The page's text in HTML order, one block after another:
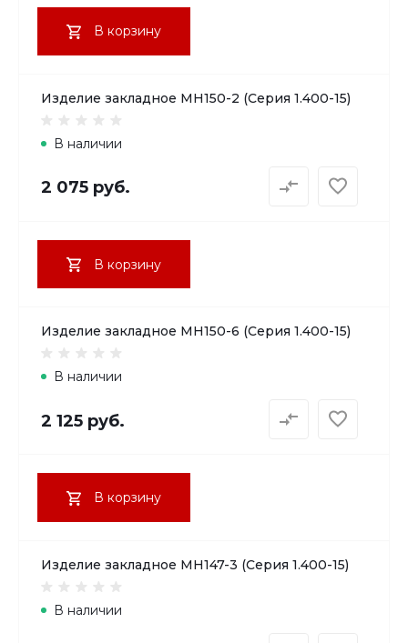
В корзину
Изделие закладное МН150-2 (Серия 1.400-15)
В наличии
2 075 руб.
В корзину
Изделие закладное МН150-6 (Серия 1.400-15)
В наличии
2 125 руб.
В корзину
Изделие закладное МН147-3 (Серия 1.400-15)
В наличии